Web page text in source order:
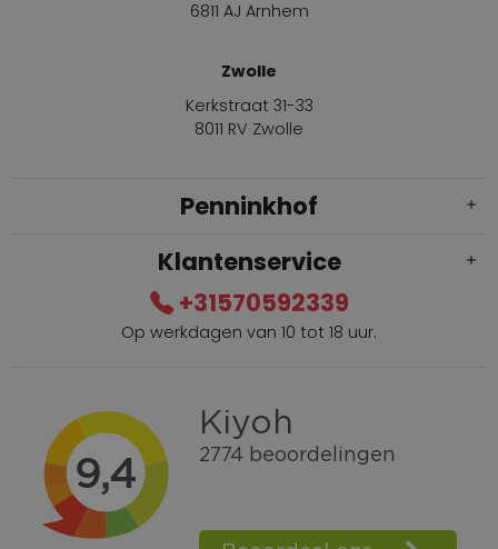
6811 AJ Arnhem
Zwolle
Kerkstraat 31-33
8011 RV Zwolle
Penninkhof
Gratis verzending vanaf € 100,=
Bel +31570592339
Spaarpunten
Shop the Look
Klantenservice
+31570592339
Op werkdagen van 10 tot 18 uur.